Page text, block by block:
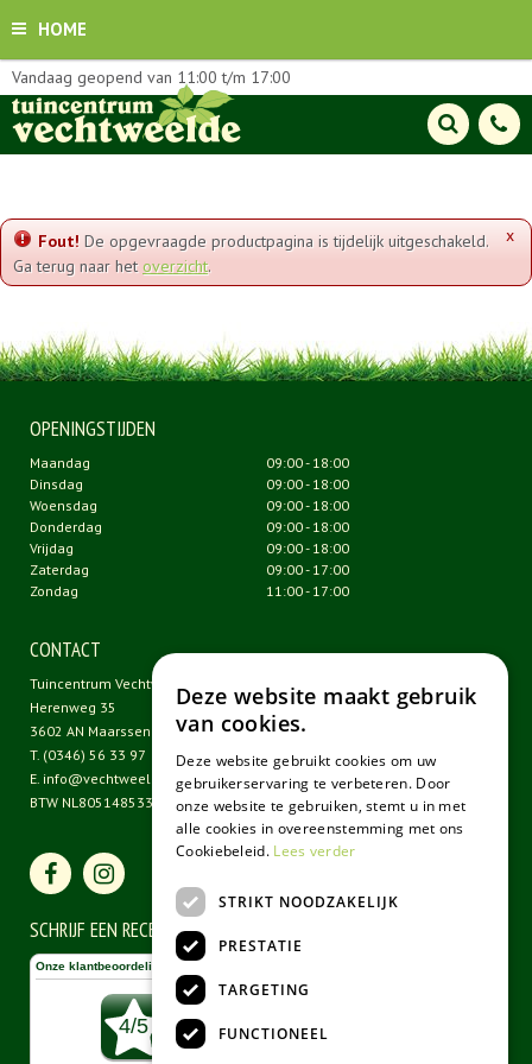
HOME
Vandaag geopend van 11:00 t/m 17:00
x
Fout! De opgevraagde productpagina is tijdelijk uitgeschakeld.
Ga terug naar het overzicht.
OPENINGSTIJDEN
Maandag
09:00 - 18:00
Dinsdag
09:00 - 18:00
Woensdag
09:00 - 18:00
Donderdag
09:00 - 18:00
Vrijdag
09:00 - 18:00
Zaterdag
09:00 - 17:00
Zondag
11:00 - 17:00
CONTACT
Tuincentrum Vechtweelde
Herenweg 35
3602 AN Maarssen
T. (0346) 56 33 97
E. info@vechtweelde.nl
BTW NL805148533B01
SCHRIJF EEN RECENSIE
Deze website maakt gebruik
van cookies.
Deze website gebruikt cookies om uw
gebruikerservaring te verbeteren. Door
onze website te gebruiken, stemt u in met
alle cookies in overeenstemming met ons
Cookiebeleid. Lees verder
STRIKT NOODZAKELIJK
PRESTATIE
TARGETING
FUNCTIONEEL